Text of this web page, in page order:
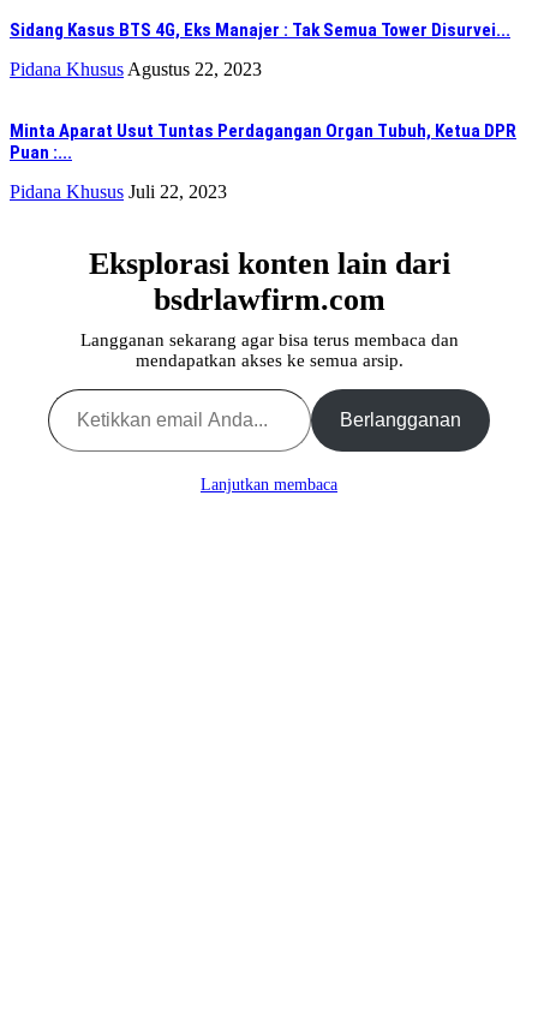
Sidang Kasus BTS 4G, Eks Manajer : Tak Semua Tower Disurvei...
Pidana Khusus Agustus 22, 2023
Minta Aparat Usut Tuntas Perdagangan Organ Tubuh, Ketua DPR
Puan :...
Pidana Khusus Juli 22, 2023
Eksplorasi konten lain dari
bsdrlawfirm.com
Langganan sekarang agar bisa terus membaca dan
mendapatkan akses ke semua arsip.
Ketikkan email Anda...
Berlangganan
Lanjutkan membaca